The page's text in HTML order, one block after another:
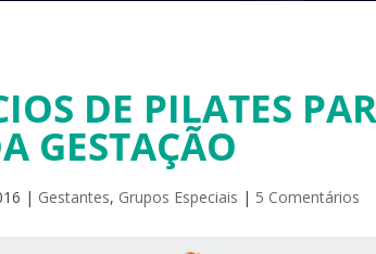
DE PILATES
GESTAÇÃO
| Gestantes, Grupos Especiais | 5 Comentários